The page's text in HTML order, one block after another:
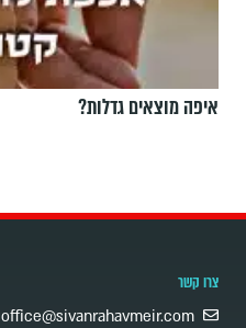
איפה מוצאים גדלות?
צרו קשר
office@sivanrahavmeir.com